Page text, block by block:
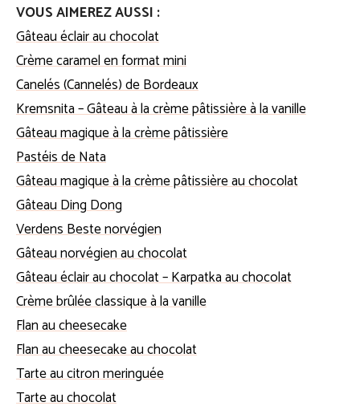
VOUS AIMEREZ AUSSI :
Gâteau éclair au chocolat
Crème caramel en format mini
Canelés (Cannelés) de Bordeaux
Kremsnita – Gâteau à la crème pâtissière à la vanille
Gâteau magique à la crème pâtissière
Pastéis de Nata
Gâteau magique à la crème pâtissière au chocolat
Gâteau Ding Dong
Verdens Beste norvégien
Gâteau norvégien au chocolat
Gâteau éclair au chocolat – Karpatka au chocolat
Crème brûlée classique à la vanille
Flan au cheesecake
Flan au cheesecake au chocolat
Tarte au citron meringuée
Tarte au chocolat